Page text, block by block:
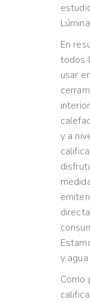
En
todos
usar
y a
y
Como